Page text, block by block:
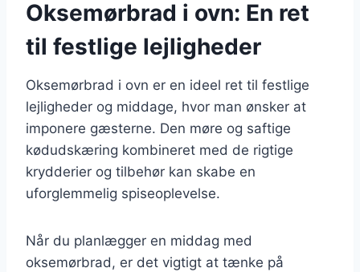
Oksemørbrad i ovn: En ret
til festlige lejligheder
Oksemørbrad i ovn er en ideel ret til festlige
lejligheder og middage, hvor man ønsker at
imponere gæsterne. Den møre og saftige
kødudskæring kombineret med de rigtige
krydderier og tilbehør kan skabe en
uforglemmelig spiseoplevelse.
Når du planlægger en middag med
oksemørbrad, er det vigtigt at tænke på